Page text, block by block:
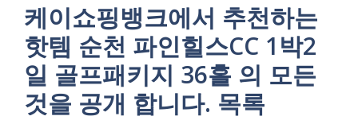
케이쇼핑뱅크에서 추천하는
핫템 순천 파인힐스CC 1박2
일 골프패키지 36홀 의 모든
것을 공개 합니다. 목록